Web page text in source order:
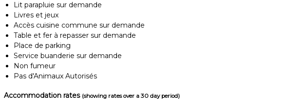
Lit parapluie sur demande
Livres et jeux
Accès cuisine commune sur demande
Table et fer à repasser sur demande
Place de parking
Service buanderie sur demande
Non fumeur
Pas d'Animaux Autorisés
Accommodation rates (showing rates over a 30 day period)